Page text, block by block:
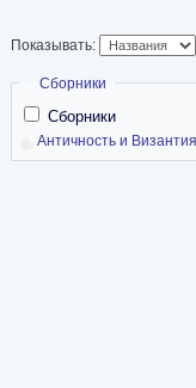
Показывать:
Скрыть
Сборники
Сборники
Античность и